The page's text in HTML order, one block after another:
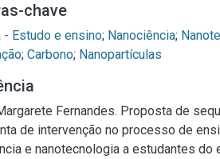
chave
- Estudo e ensino; Nanociência;
; Carbono; Nanopartículas
Fernandes. Proposta de
de intervenção no processo de
e nanotecnologia a estudantes do